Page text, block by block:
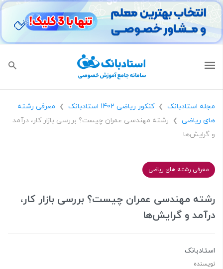
مجله استادبانک ❯ کنکور ریاضی 1402 استادبانک ❯
معرفی رشته
های ریاضی
❯
رشته مهندسی عمران چیست؟ بررسی بازار کار، درآمد
و گرایش‌ها
معرفی رشته های ریاضی
رشته مهندسی عمران چیست؟ بررسی بازار کار،
درآمد و گرایش‌ها
استادبانک
نویسنده